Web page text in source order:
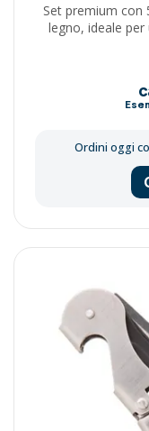
Set premium con
legno, ideale per
Ordini oggi